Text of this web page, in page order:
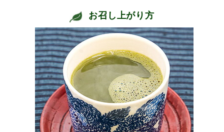
お召し上がり方